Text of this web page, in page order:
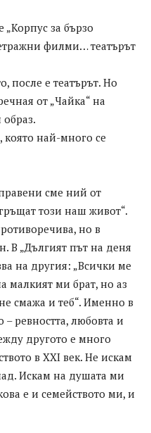
„Корпус за бързо
филми… театърът
после е театърът. Но
от „Чайка“ на
която най-много се
сме ний от
този наш живот“.
но в
В „Дългият път на деня
на другия: „Всички ме
малкият ми брат, но аз
смажа и теб“. Именно в
ревността, любовта и
другото е много
в XXI век. Не искам
Искам на душата ми
е и семейството ми, и